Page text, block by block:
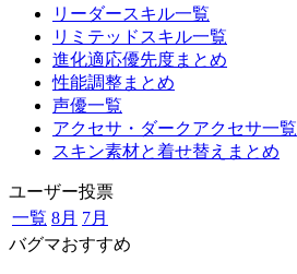
リーダースキル一覧
リミテッドスキル一覧
進化適応優先度まとめ
性能調整まとめ
声優一覧
アクセサ・ダークアクセサ一覧
スキン素材と着せ替えまとめ
ユーザー投票
一覧 8月 7月
バグマおすすめ